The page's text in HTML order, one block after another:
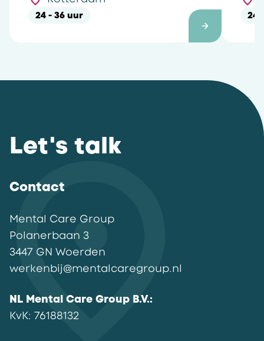
24 - 36 uur 24
Let's talk
Contact
Mental Care Group
Polanerbaan 3
3447 GN Woerden
werkenbij@mentalcaregroup.nl
NL Mental Care Group B.V.:
KvK: 76188132